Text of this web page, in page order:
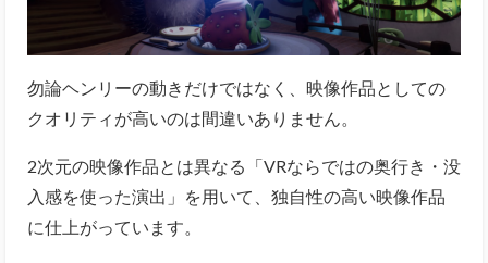
勿論ヘンリーの動きだけではなく、映像作品としての
クオリティが高いのは間違いありません。
2次元の映像作品とは異なる「VRならではの奥行き・没
入感を使った演出」を用いて、独自性の高い映像作品
に仕上がっています。